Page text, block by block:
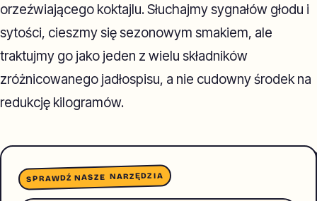
orzeźwiającego koktajlu. Słuchajmy sygnałów głodu i
sytości, cieszmy się sezonowym smakiem, ale
traktujmy go jako jeden z wielu składników
zróżnicowanego jadłospisu, a nie cudowny środek na
redukcję kilogramów.
SPRAWDŹ NASZE NARZĘDZIA